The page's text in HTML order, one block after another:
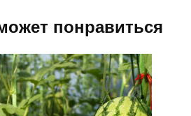
понравиться